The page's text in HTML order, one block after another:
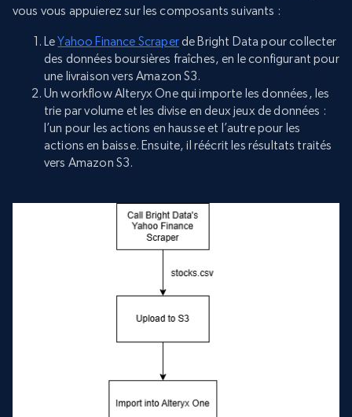
vous vous appuierez sur les composants suivants :
LeYahoo Finance Scraperde Bright Data pour collecter
des données boursières fraîches, en le configurant pour
une livraison vers Amazon S3.
Un workflow Alteryx One qui importe les données, les
trie par volume et les divise en deux jeux de données :
l’un pour les actions en hausse et l’autre pour les
actions en baisse. Ensuite, il réécrit les résultats traités
vers Amazon S3.